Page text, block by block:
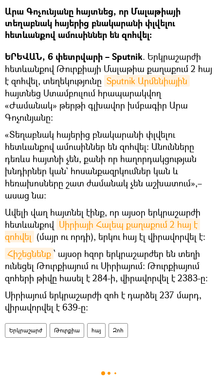
Արա Գոչունյանը հայտնեց, որ Մալաթիայի
տեղաբնակ հայերից բնակարանի փլվելու
հետևանքով ամուսիններ են զոհվել։
ԵՐԵՎԱՆ, 6 փետրվարի – Sputnik. Երկրաշարժի
հետևանքով Թուրքիայի Մալաթիա քաղաքում 2 հայ
է զոհվել, տեղեկությունը Sputnik Արմենիային
հայտնեց Ստամբուլում հրապարակվող
«Ժամանակ» թերթի գլխավոր խմբագիր Արա
Գոչունյանը։
«Տեղաբնակ հայերից բնակարանի փլվելու
հետևանքով ամուսիններ են զոհվել։ Անունները
դեռևս հայտնի չեն, քանի որ հաղորդակցության
խնդիրներ կան` հոսանքազրկումներ կան և
հեռախոսները շատ ժամանակ չեն աշխատում»,–
ասաց նա։
Ավելի վաղ հայտնել էինք, որ այսօր երկրաշարժի
հետևանքով Սիրիայի Հալեպ քաղաքում 2 հայ է
զոհվել (մայր ու որդի), երկու հայ էլ վիրավորվել է։
Հիշեցնենք ՝ այսօր հզոր երկրաշարժեր են տեղի
ունեցել Թուրքիայում ու Սիրիայում։ Թուրքիայում
զոհերի թիվը հասել է 284-ի, վիրավորվել է 2383-ը։
Սիրիայում երկրաշարժի զոհ է դարձել 237 մարդ,
վիրավորվել է 639-ը։
Երկրաշարժ Թուրքիա հայ Զոհ